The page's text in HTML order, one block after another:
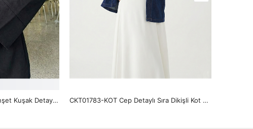
CKT01784-SYH Geniş Manşet Kuşak Detay Ceket-Siyah CKT01783-KOT Cep Detaylı Sıra Dikişli Kot Ceket-Kot Rengi